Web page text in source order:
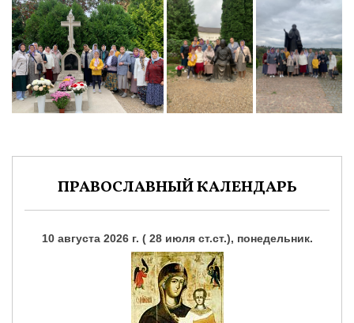
ПРАВОСЛАВНЫЙ КАЛЕНДАРЬ
10 августа 2026 г. ( 28 июля ст.ст.), понедельник.